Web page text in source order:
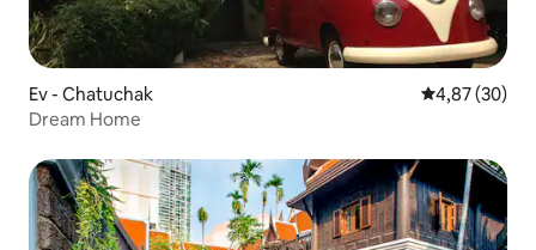
Ev - Chatuchak 5 üzerinden
4,87 (30)
Dream Home